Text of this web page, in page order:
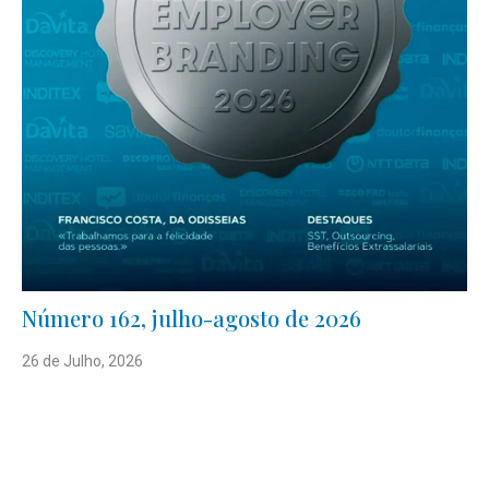
Número 162, julho-agosto de 2026
26 de Julho, 2026